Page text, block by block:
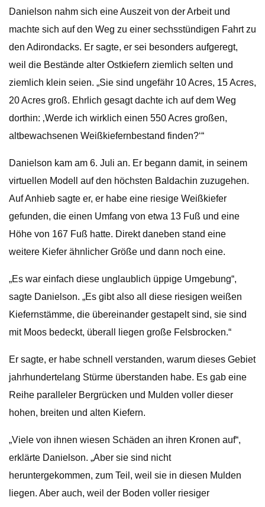
Danielson nahm sich eine Auszeit von der Arbeit und
machte sich auf den Weg zu einer sechsstündigen Fahrt zu
den Adirondacks. Er sagte, er sei besonders aufgeregt,
weil die Bestände alter Ostkiefern ziemlich selten und
ziemlich klein seien. „Sie sind ungefähr 10 Acres, 15 Acres,
20 Acres groß. Ehrlich gesagt dachte ich auf dem Weg
dorthin: ‚Werde ich wirklich einen 550 Acres großen,
altbewachsenen Weißkiefernbestand finden?‘“
Danielson kam am 6. Juli an. Er begann damit, in seinem
virtuellen Modell auf den höchsten Baldachin zuzugehen.
Auf Anhieb sagte er, er habe eine riesige Weißkiefer
gefunden, die einen Umfang von etwa 13 Fuß und eine
Höhe von 167 Fuß hatte. Direkt daneben stand eine
weitere Kiefer ähnlicher Größe und dann noch eine.
„Es war einfach diese unglaublich üppige Umgebung“,
sagte Danielson. „Es gibt also all diese riesigen weißen
Kiefernstämme, die übereinander gestapelt sind, sie sind
mit Moos bedeckt, überall liegen große Felsbrocken.“
Er sagte, er habe schnell verstanden, warum dieses Gebiet
jahrhundertelang Stürme überstanden habe. Es gab eine
Reihe paralleler Bergrücken und Mulden voller dieser
hohen, breiten und alten Kiefern.
„Viele von ihnen wiesen Schäden an ihren Kronen auf“,
erklärte Danielson. „Aber sie sind nicht
heruntergekommen, zum Teil, weil sie in diesen Mulden
liegen. Aber auch, weil der Boden voller riesiger